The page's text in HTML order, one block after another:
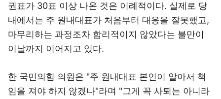
권표가 30표 이상 나온 것은 이례적이다. 실제로 당
내에서는 주 원내대표가 처음부터 대응을 잘못했고,
마무리하는 과정조차 합리적이지 않았다는 불만이
이날까지 이어지고 있다.
한 국민의힘 의원은 "주 원내대표 본인이 알아서 책
임을 져야 하지 않겠나"라며 "그게 꼭 사퇴는 아니라